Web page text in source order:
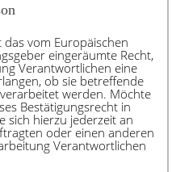
vom Europäischen
eingeräumte Recht,
Verantwortlichen eine
ob sie betreffende
werden. Möchte
Bestätigungsrecht in
sich hierzu jederzeit an
oder einen anderen
Verantwortlichen